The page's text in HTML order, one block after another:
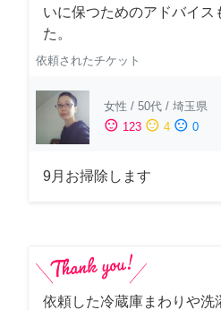
いに保つためのアドバイス
た。
依頼されたチケット
女性 / 50代 / 埼玉県
sentiment_satisfied 123 sentiment_neutral 4 sentiment_dissatisfied 0
9月お掃除します
依頼した冷蔵庫まわりや洗